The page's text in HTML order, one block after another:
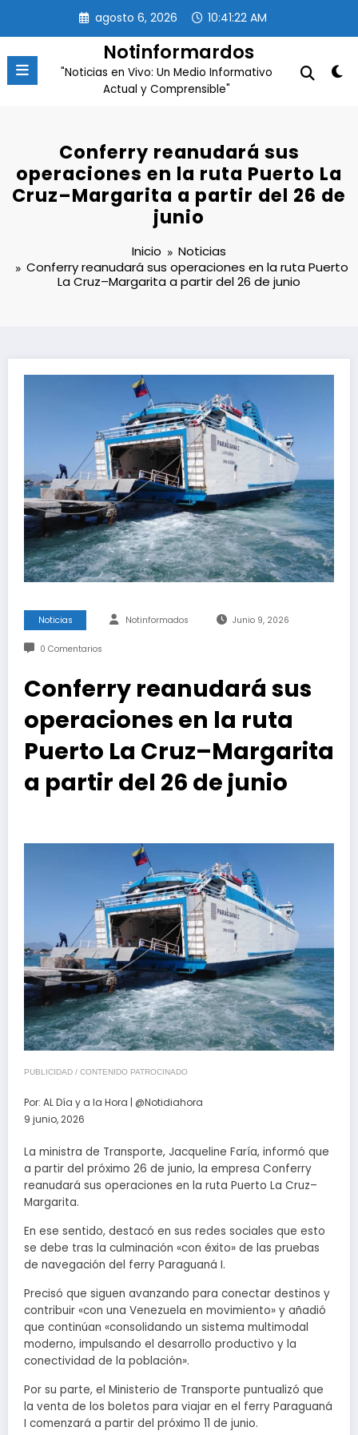
contenido
agosto 6, 2026 10:41:23 AM
Notinformardos
"Noticias en Vivo: Un Medio Informativo
Actual y Comprensible"
Conferry reanudará sus
operaciones en la ruta Puerto La
Cruz–Margarita a partir del 26 de
junio
Inicio
Noticias
Conferry reanudará sus operaciones en la ruta Puerto
La Cruz–Margarita a partir del 26 de junio
Noticias Notinformados Junio 9, 2026
0 Comentarios
Conferry reanudará sus
operaciones en la ruta
Puerto La Cruz–Margarita
a partir del 26 de junio
PUBLICIDAD / CONTENIDO PATROCINADO
Por: AL Día y a la Hora | @Notidiahora
9 junio, 2026
La ministra de Transporte, Jacqueline Faría, informó que
a partir del próximo 26 de junio, la empresa Conferry
reanudará sus operaciones en la ruta Puerto La Cruz–
Margarita.
En ese sentido, destacó en sus redes sociales que esto
se debe tras la culminación «con éxito» de las pruebas
de navegación del ferry Paraguaná I.
Precisó que siguen avanzando para conectar destinos y
contribuir «con una Venezuela en movimiento» y añadió
que continúan «consolidando un sistema multimodal
moderno, impulsando el desarrollo productivo y la
conectividad de la población».
Por su parte, el Ministerio de Transporte puntualizó que
la venta de los boletos para viajar en el ferry Paraguaná
I comenzará a partir del próximo 11 de junio.